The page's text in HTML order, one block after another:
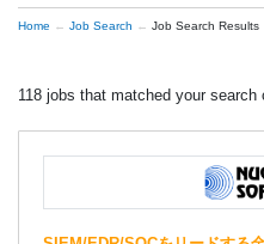
Home Job Search Job Search Results
118 jobs that matched your search